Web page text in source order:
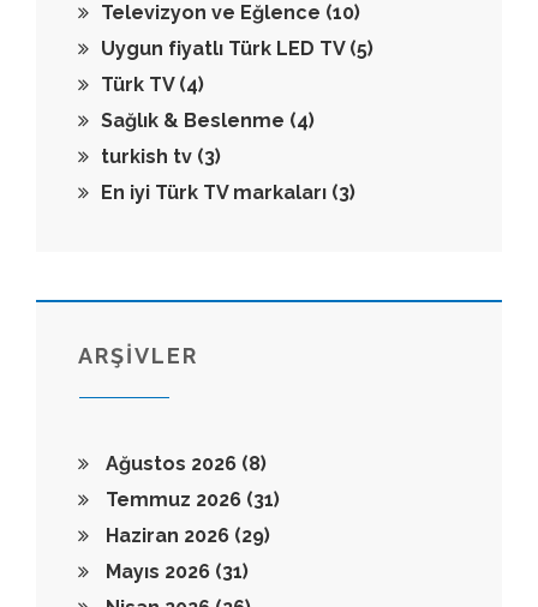
Televizyon ve Eğlence (10)
Uygun fiyatlı Türk LED TV (5)
Türk TV (4)
Sağlık & Beslenme (4)
turkish tv (3)
En iyi Türk TV markaları (3)
ARŞİVLER
Ağustos 2026 (8)
Temmuz 2026 (31)
Haziran 2026 (29)
Mayıs 2026 (31)